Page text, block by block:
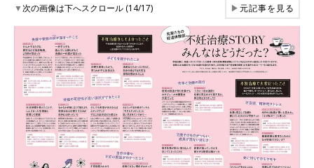
▼次の画像は下へスクロール (14/17) ▶元記事を見る